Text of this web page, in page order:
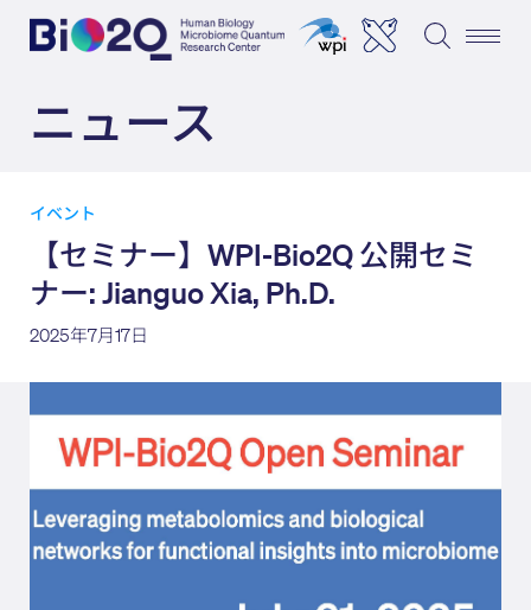
ニュース
イベント
【セミナー】WPI-Bio2Q 公開セミ
ナー: Jianguo Xia, Ph.D.
2025年7月17日